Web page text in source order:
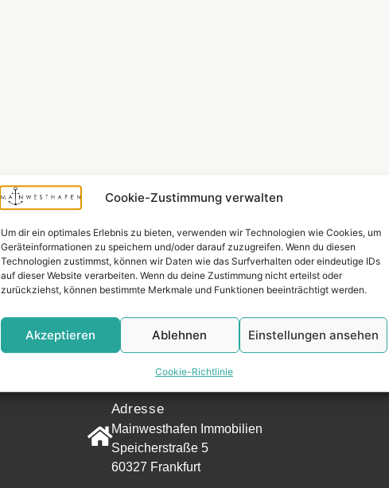
Cookie-Zustimmung verwalten
Um dir ein optimales Erlebnis zu bieten, verwenden wir Technologien wie Cookies, um
Geräteinformationen zu speichern und/oder darauf zuzugreifen. Wenn du diesen
Technologien zustimmst, können wir Daten wie das Surfverhalten oder eindeutige IDs
auf dieser Website verarbeiten. Wenn du deine Zustimmung nicht erteilst oder
zurückziehst, können bestimmte Merkmale und Funktionen beeinträchtigt werden.
Akzeptieren Ablehnen Einstellungen ansehen
Cookie-Richtlinie
KONTAKT
Adresse
Mainwesthafen Immobilien
Speicherstraße 5
60327 Frankfurt
Widerrufsrecht